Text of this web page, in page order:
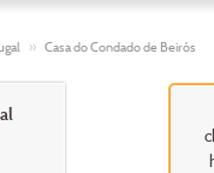
Casa do Condado de Beirós